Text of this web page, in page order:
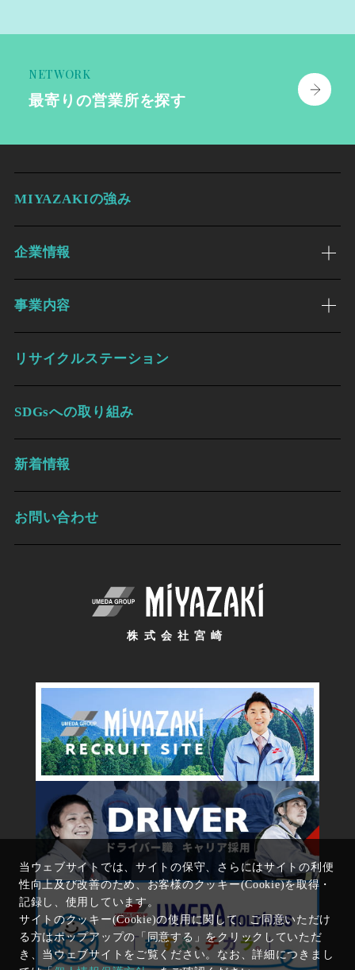
NETWORK
最寄りの営業所を探す
MIYAZAKIの強み
企業情報
事業内容
リサイクルステーション
SDGsへの取り組み
新着情報
お問い合わせ
株式会社宮崎
当ウェブサイトでは、サイトの保守、さらにはサイトの利便
性向上及び改善のため、お客様のクッキー(Cookie)を取得・
記録し、使用しています。
サイトのクッキー(Cookie)の使用に関して、ご同意いただけ
る方はポップアップの「同意する」をクリックしていただ
き、当ウェブサイトをご覧ください。なお、詳細につきまし